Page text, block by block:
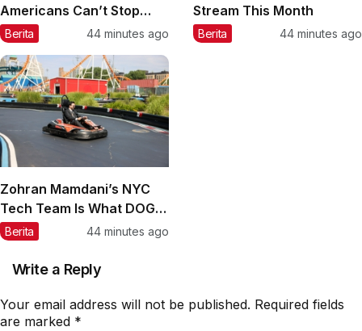
Americans Can’t Stop
Fighting About
Berita 44 minutes ago
Stream This Month
Berita 44 minutes ago
Zohran Mamdani’s NYC
Tech Team Is What DOGE
Should Have Been
Berita 44 minutes ago
Write a Reply
Your email address will not be published. Required fields
are marked *